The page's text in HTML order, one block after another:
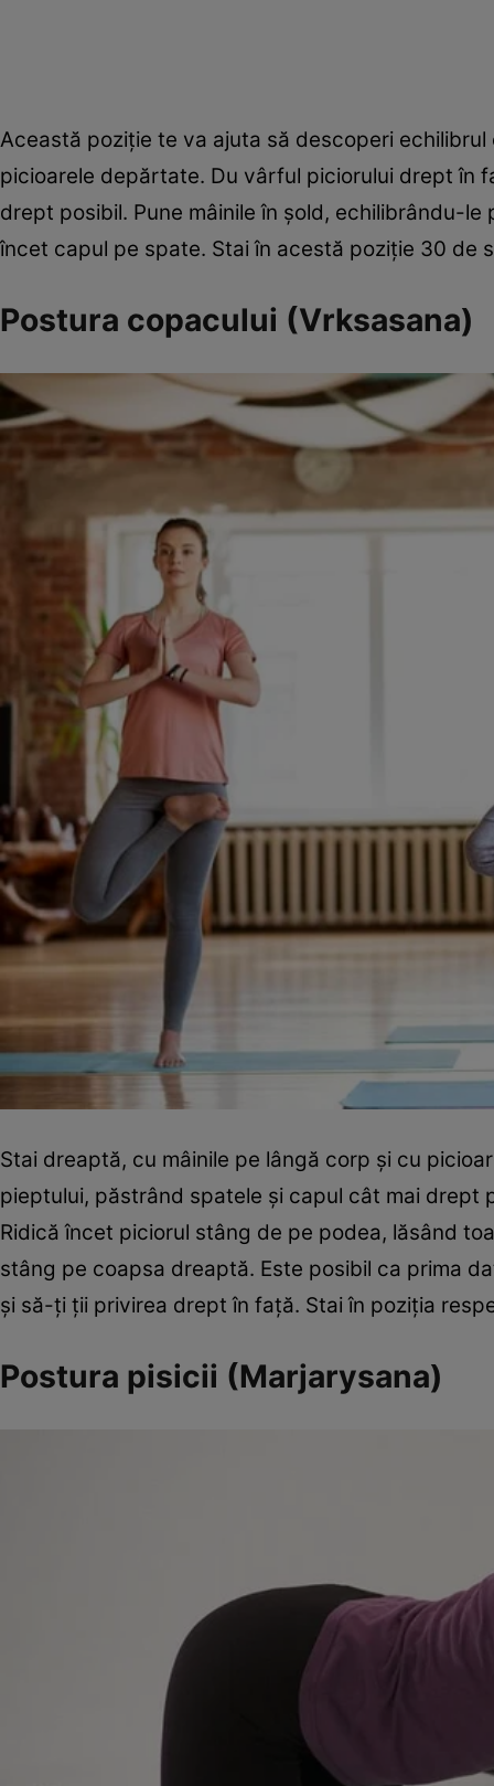
Această poziţie te va ajuta să descoperi
picioarele depărtate. Du vârful piciorului drept în
drept posibil. Pune mâinile în şold, echilibrându-
încet capul pe spate. Stai în acestă poziţie 30 de
Postura copacului (Vrksasana)
Stai dreaptă, cu mâinile pe lângă corp şi cu
pieptului, păstrând spatele şi capul cât mai drept
Ridică încet piciorul stâng de pe podea, lăsând
stâng pe coapsa dreaptă. Este posibil ca prima
şi să-ţi ţii privirea drept în faţă. Stai în poziţia
Postura pisicii (Marjarysana)